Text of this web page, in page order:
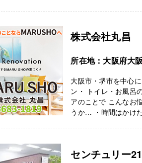
株式会社丸昌
所在地：大阪府大
大阪市・堺市を中心
ン・ トイレ・お風呂
アのことで こんなお
うか… ・時間はかけ
センチュリー